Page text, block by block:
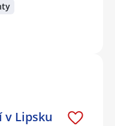
Lipsku